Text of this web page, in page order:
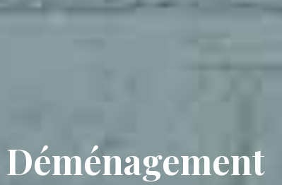
Déménagement